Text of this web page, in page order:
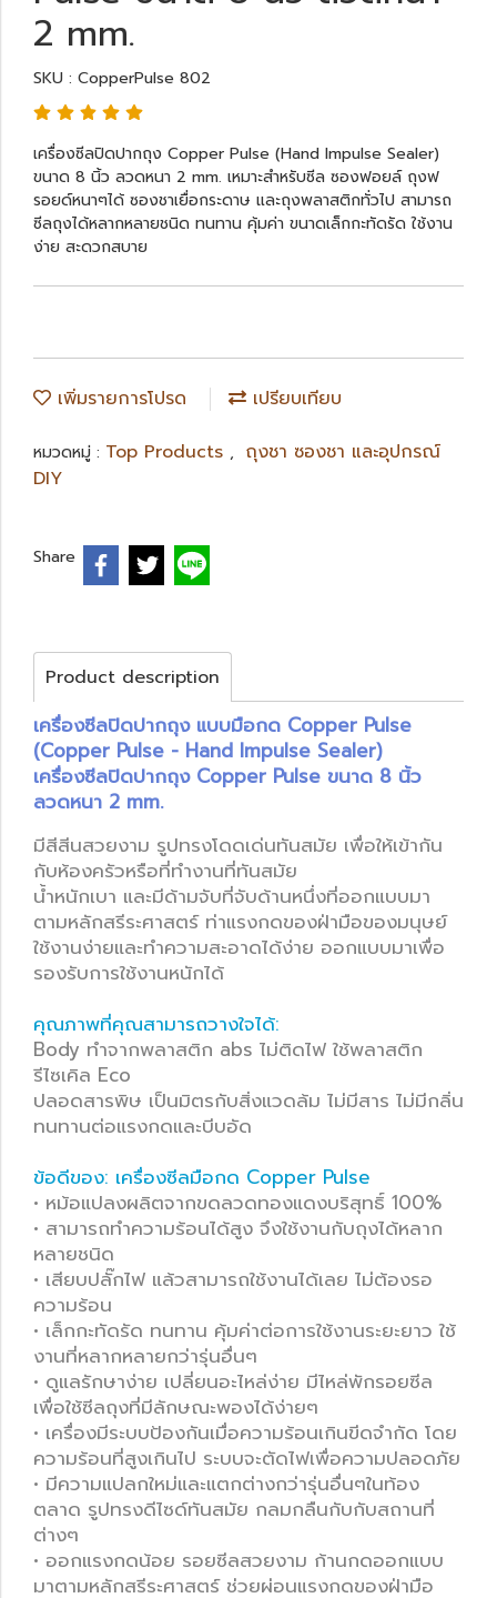
2 mm.
SKU : CopperPulse 802
เครื่องซีลปิดปากถุง Copper Pulse (Hand Impulse Sealer)
ขนาด 8 นิ้ว ลวดหนา 2 mm. เหมาะสำหรับซีล ซองฟอยล์ ถุงฟ
รอยด์หนาๆได้ ซองชาเยื่อกระดาษ และถุงพลาสติกทั่วไป สามารถ
ซีลถุงได้หลากหลายชนิด ทนทาน คุ้มค่า ขนาดเล็กกะทัดรัด ใช้งาน
ง่าย สะดวกสบาย
เพิ่มรายการโปรด เปรียบเทียบ
หมวดหมู่ : Top Products , ถุงชา ซองชา และอุปกรณ์
DIY
Share
Product description
เครื่องซีลปิดปากถุง แบบมือกด Copper Pulse
(Copper Pulse - Hand Impulse Sealer)
เครื่องซีลปิดปากถุง Copper Pulse ขนาด 8 นิ้ว
ลวดหนา 2 mm.
มีสีสีนสวยงาม รูปทรงโดดเด่นทันสมัย เพื่อให้เข้ากัน
กับห้องครัวหรือที่ทำงานที่ทันสมัย
น้ำหนักเบา และมีด้ามจับที่จับด้านหนึ่งที่ออกแบบมา
ตามหลักสรีระศาสตร์ ท่าแรงกดของฝ่ามือของมนุษย์
ใช้งานง่ายและทำความสะอาดได้ง่าย ออกแบบมาเพื่อ
รองรับการใช้งานหนักได้
คุณภาพที่คุณสามารถวางใจได้:
Body ทำจากพลาสติก abs ไม่ติดไฟ ใช้พลาสติก
รีไซเคิล Eco
ปลอดสารพิษ เป็นมิตรกับสิ่งแวดล้ม ไม่มีสาร ไม่มีกลิ่น
ทนทานต่อแรงกดและบีบอัด
ข้อดีของ: เครื่องซีลมือกด Copper Pulse
• หม้อแปลงผลิตจากขดลวดทองแดงบริสุทธิ์ 100%
• สามารถทำความร้อนได้สูง จึงใช้งานกับถุงได้หลาก
หลายชนิด
• เสียบปลั๊กไฟ แล้วสามารถใช้งานได้เลย ไม่ต้องรอ
ความร้อน
• เล็กกะทัดรัด ทนทาน คุ้มค่าต่อการใช้งานระยะยาว ใช้
งานที่หลากหลายกว่ารุ่นอื่นๆ
• ดูแลรักษาง่าย เปลี่ยนอะไหล่ง่าย มีไหล่พักรอยซีล
เพื่อใช้ซีลถุงที่มีลักษณะพองได้ง่ายๆ
• เครื่องมีระบบป้องกันเมื่อความร้อนเกินขีดจำกัด โดย
ความร้อนที่สูงเกินไป ระบบจะตัดไฟเพื่อความปลอดภัย
• มีความแปลกใหม่และแตกต่างกว่ารุ่นอื่นๆในท้อง
ตลาด รูปทรงดีไซด์ทันสมัย กลมกลืนกับกับสถานที่
ต่างๆ
• ออกแรงกดน้อย รอยซีลสวยงาม ก้านกดออกแบบ
มาตามหลักสรีระศาสตร์ ช่วยผ่อนแรงกดของฝ่ามือ